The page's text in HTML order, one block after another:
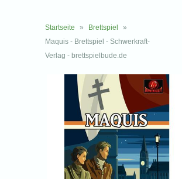
Startseite » Brettspiel
»
Maquis - Brettspiel - Schwerkraft-
Verlag - brettspielbude.de